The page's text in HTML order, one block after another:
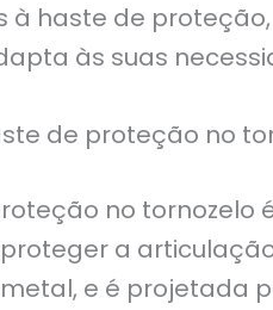
à haste de
às suas
de proteção no
no tornozelo
a
e é projetada